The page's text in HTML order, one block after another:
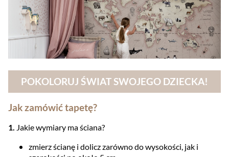
POKOLORUJ ŚWIAT SWOJEGO DZIECKA!
Jak zamówić tapetę?
1. Jakie wymiary ma ściana?
zmierz ścianę i dolicz zarówno do wysokości, jak i